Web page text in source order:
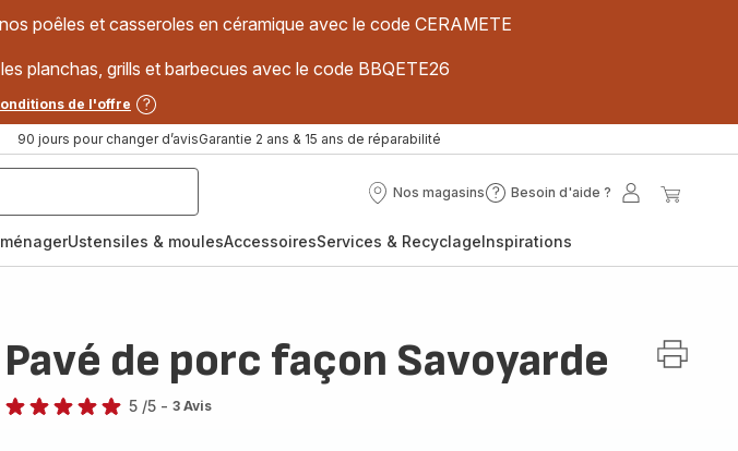
poêles et casseroles en céramique avec le code CERAMETE
planchas, grills et barbecues avec le code BBQETE26
de l'offre
90 jours pour changer d’avisGarantie 2 ans & 15 ans de réparabilité
Nos magasins
Nos
Besoin d'aide ?
Besoin
?
Mon
Ustensiles & moulesAccessoiresServices & RecyclageInspirations
Pavé de porc façon Savoyarde
5 /5 - 3 Avis